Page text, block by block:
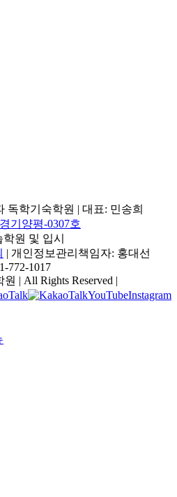
독학기숙학원 | 대표: 민송희
기양평-0307호
원 및 입시
| 개인정보관리책임자: 홍대선
772-1017
| All Rights Reserved |
YouTubeInstagram